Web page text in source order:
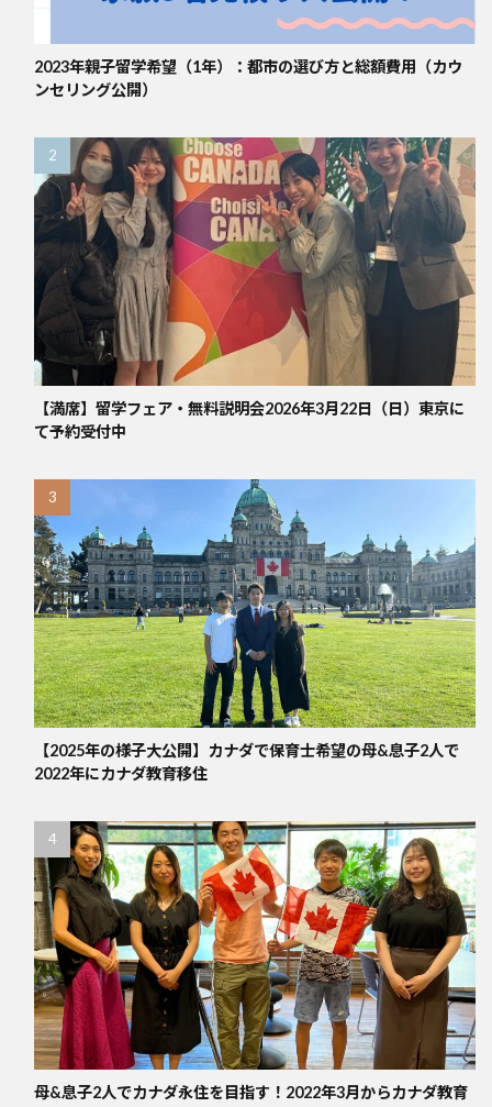
2023年親子留学希望（1年）：都市の選び方と総額費用（カウ
ンセリング公開）
【満席】留学フェア・無料説明会2026年3月22日（日）東京に
て予約受付中
【2025年の様子大公開】カナダで保育士希望の母&息子2人で
2022年にカナダ教育移住
母&息子2人でカナダ永住を目指す！2022年3月からカナダ教育